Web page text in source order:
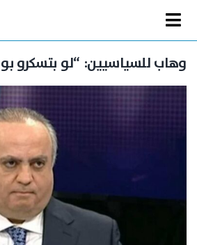
content
Toggle
Navigation
الصفحة الرئيسية
سياسة
متفرقات
وهاب للسياسيين: “لو بتسكرو